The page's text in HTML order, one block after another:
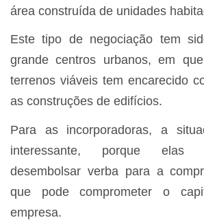
área construída de unidades
Este tipo de negociação tem
grande centros urbanos, em
terrenos viáveis tem encarecido
as construções de edifícios.
Para as incorporadoras, a
interessante, porque elas
desembolsar verba para a
que pode comprometer o
empresa.